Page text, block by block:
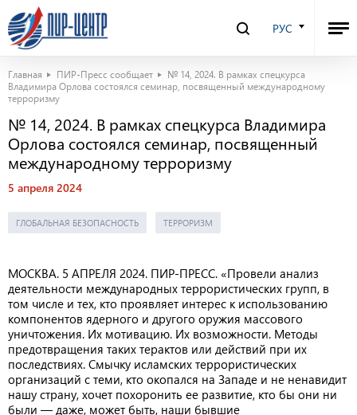
РУС
Главная ПИР-Пресс сообщает
№ 14, 2024. В рамках спецкурса
Владимира Орлова состоялся семинар, посвященный международному
терроризму
№ 14, 2024. В рамках спецкурса Владимира
Орлова состоялся семинар, посвященный
международному терроризму
5 апреля 2024
ГЛОБАЛЬНАЯ БЕЗОПАСНОСТЬ ТЕРРОРИЗМ
МОСКВА. 5 АПРЕЛЯ 2024. ПИР-ПРЕСС. «Провели анализ
деятельности международных террористических групп, в
том числе и тех, кто проявляет интерес к использованию
компонентов ядерного и другого оружия массового
уничтожения. Их мотивацию. Их возможности. Методы
предотвращения таких терактов или действий при их
последствиях. Смычку исламских террористических
организаций с теми, кто окопался на Западе и не ненавидит
нашу страну, хочет похоронить ее развитие, кто бы они ни
были — даже, может быть, наши бывшие